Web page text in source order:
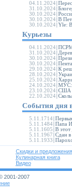
04.11.2024
31.10.2024
30.10.2024
30.10.2024 В
30.10.2024 Yle:
Курьезы
04.11.2024
31.10.2024
30.10.2024
30.10.2024
29.10.2024 К
28.10.2024
25.10.2024
24.10.2024 МУС:
23.10.2024 США
22.10.2024
События дня
5.11.1714
5.11.1484 Папа
5.11.1605 В этот
5.11.1967 Сдан в
5.11.1933
Скидки и предложения
Кулинарная книга
Видео
2001-2007